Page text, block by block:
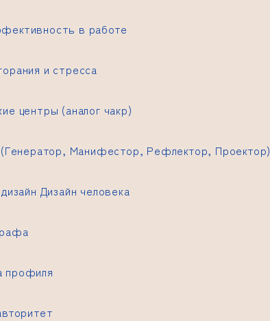
в работе
и стресса
центры (аналог чакр)
(Генератор, Манифестор, Рефлектор, Проектор)
Дизайн человека
профиля